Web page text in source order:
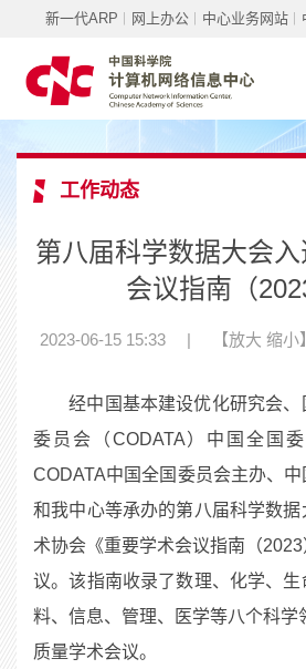
新一代ARP 网上办公 中心业务网站
工作动态
第八届科学数据大会
会议指南（
2023-06-15 15:33 【放大 缩小】
经中国基本建设优化研究会
委员会（CODATA）中国全国
CODATA中国全国委员会主办、
和我中心等承办的第八届科学数
术协会《重要学术会议指南（
议。该指南收录了数理、化学、
料、信息、管理、医学等八个科学
质量学术会议。